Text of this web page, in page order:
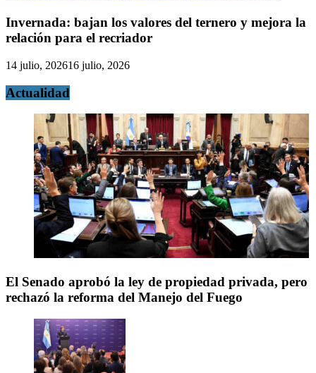
Invernada: bajan los valores del ternero y mejora la
relación para el recriador
14 julio, 202616 julio, 2026
Actualidad
El Senado aprobó la ley de propiedad privada, pero
rechazó la reforma del Manejo del Fuego